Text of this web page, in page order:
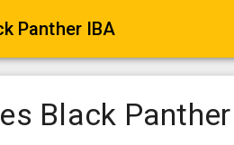
Panther IBA
Black